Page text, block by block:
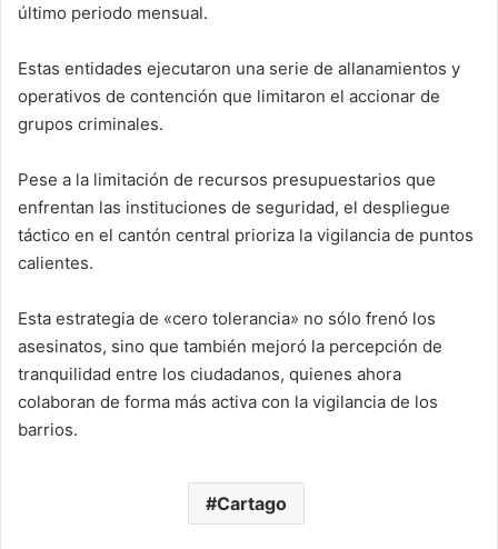
último periodo mensual.
Estas entidades ejecutaron una serie de allanamientos y
operativos de contención que limitaron el accionar de
grupos criminales.
Pese a la limitación de recursos presupuestarios que
enfrentan las instituciones de seguridad, el despliegue
táctico en el cantón central prioriza la vigilancia de puntos
calientes.
Esta estrategia de «cero tolerancia» no sólo frenó los
asesinatos, sino que también mejoró la percepción de
tranquilidad entre los ciudadanos, quienes ahora
colaboran de forma más activa con la vigilancia de los
barrios.
Cartago